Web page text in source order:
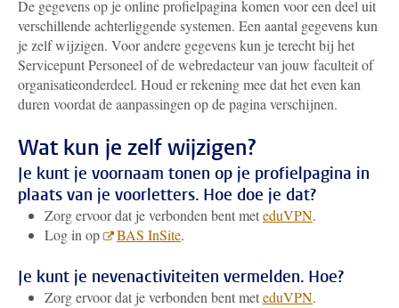
De gegevens op je online profielpagina komen voor een deel uit
verschillende achterliggende systemen. Een aantal gegevens kun
je zelf wijzigen. Voor andere gegevens kun je terecht bij het
Servicepunt Personeel of de webredacteur van jouw faculteit of
organisatieonderdeel. Houd er rekening mee dat het even kan
duren voordat de aanpassingen op de pagina verschijnen.
Wat kun je zelf wijzigen?
Je kunt je voornaam tonen op je profielpagina in
plaats van je voorletters. Hoe doe je dat?
Zorg ervoor dat je verbonden bent meteduVPN.
Log in op
BAS InSite.
Je kunt je nevenactiviteiten vermelden. Hoe?
Zorg ervoor dat je verbonden bent meteduVPN.